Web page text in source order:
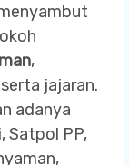
,
jajaran.
adanya
Satpol PP,